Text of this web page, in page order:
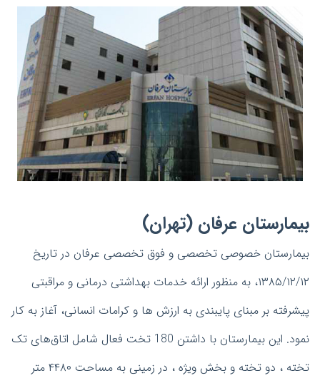
بیمارستان عرفان (تهران)
بیمارستان خصوصی تخصصی و فوق تخصصی عرفان در تاریخ
۱۳۸۵/۱۲/۱۲، به منظور ارائه خدمات بهداشتی درمانی و مراقبتی
پیشرفته بر مبنای پایبندی به ارزش ها و کرامات انسانی، آغاز به کار
نمود. این بیمارستان با داشتن 180 تخت فعال شامل اتاق‌های تک
تخته ، دو تخته و بخش ویژه ، در زمینی به مساحت ۴۴۸۰ متر